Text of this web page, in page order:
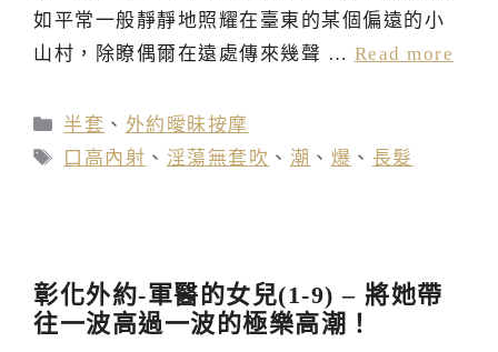
如平常一般靜靜地照耀在臺東的某個偏遠的小
山村，除瞭偶爾在遠處傳來幾聲 … Read more
分
類
半套 、 外約曖昧按摩
標
口高內射 、 淫蕩無套吹 、 潮 、 爆 、 長髮
彰化外約-軍醫的女兒(1-9) – 將她帶
往一波高過一波的極樂高潮！